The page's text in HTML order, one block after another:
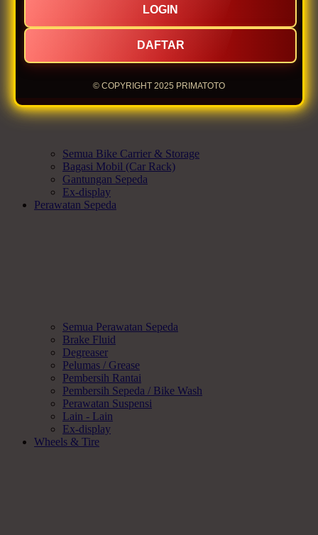
Bike Carrier & Storage
Semua Bike Carrier & Storage
Bagasi Mobil (Car Rack)
Gantungan Sepeda
Ex-display
Perawatan Sepeda
Semua Perawatan Sepeda
Brake Fluid
Degreaser
Pelumas / Grease
Pembersih Rantai
Pembersih Sepeda / Bike Wash
Perawatan Suspensi
Lain - Lain
Ex-display
Wheels & Tire
LOGIN
DAFTAR
© COPYRIGHT 2025 PRIMATOTO